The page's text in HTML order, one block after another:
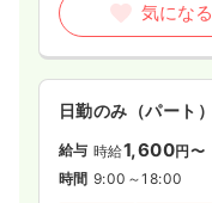
気になる
日勤のみ（パート）
給与 時給1,600円〜
時間 9:00～18:00